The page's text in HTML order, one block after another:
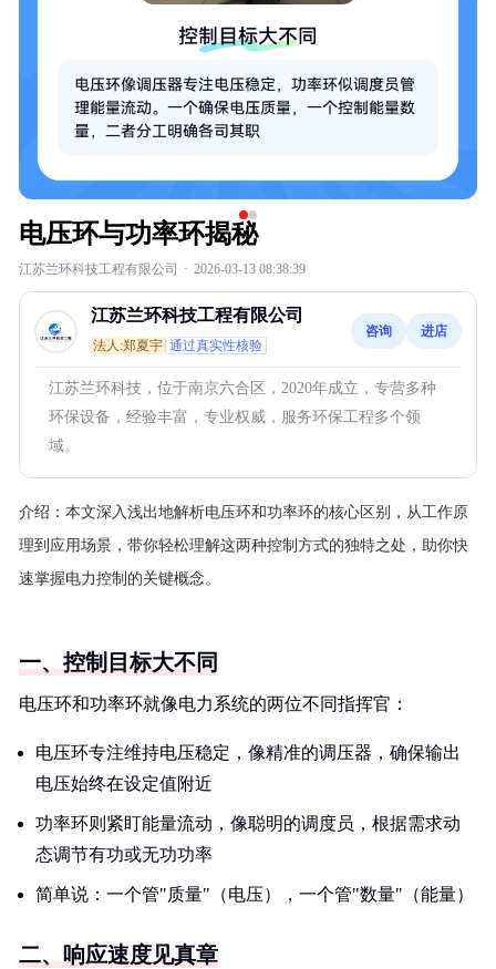
电压环与功率环揭秘
江苏兰环科技工程有限公司 · 2026-03-13 08:38:39
江苏兰环科技工程有限公司
法人:郑夏宇 通过真实性核验
咨询 进店
江苏兰环科技，位于南京六合区，2020年成立，专营多种
环保设备，经验丰富，专业权威，服务环保工程多个领
域。
介绍： 本文深入浅出地解析电压环和功率环的核心区别，从工作原
理到应用场景，带你轻松理解这两种控制方式的独特之处，助你快
速掌握电力控制的关键概念。
一、控制目标大不同
电压环和功率环就像电力系统的两位不同指挥官：
电压环专注维持电压稳定，像精准的调压器，确保输出
电压始终在设定值附近
功率环则紧盯能量流动，像聪明的调度员，根据需求动
态调节有功或无功功率
简单说：一个管"质量"（电压），一个管"数量"（能量）
二、响应速度见真章